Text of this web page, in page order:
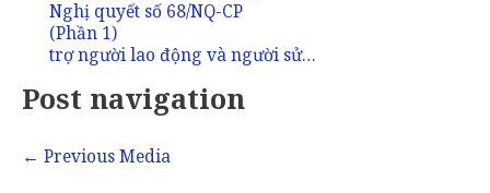
trợ người lao động và người sử…
Post navigation
← Previous Media